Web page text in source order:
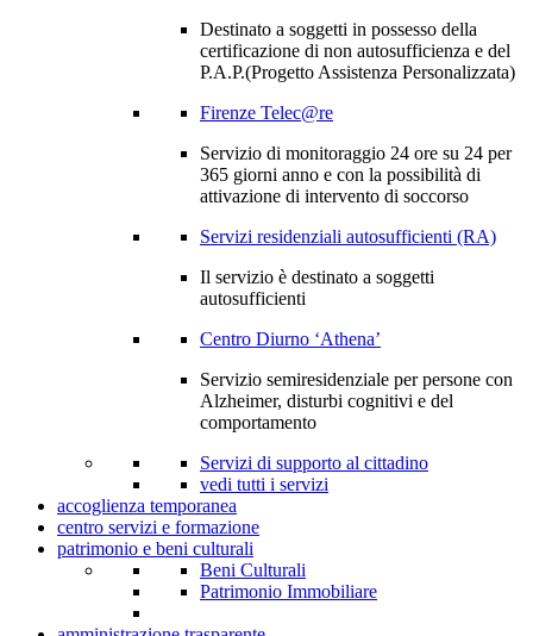
Destinato a soggetti in possesso della
certificazione di non autosufficienza e del
P.A.P.(Progetto Assistenza Personalizzata)
Firenze Telec@re
Servizio di monitoraggio 24 ore su 24 per
365 giorni anno e con la possibilità di
attivazione di intervento di soccorso
Servizi residenziali autosufficienti (RA)
Il servizio è destinato a soggetti
autosufficienti
Centro Diurno ‘Athena’
Servizio semiresidenziale per persone con
Alzheimer, disturbi cognitivi e del
comportamento
Servizi di supporto al cittadino
vedi tutti i servizi
accoglienza temporanea
centro servizi e formazione
patrimonio e beni culturali
Beni Culturali
Patrimonio Immobiliare